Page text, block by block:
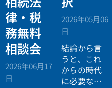
律・税
務無料
相談会
2026年06月17
日
2026年05月06
日
結論から言
うと、これ
からの時代
に必要なの